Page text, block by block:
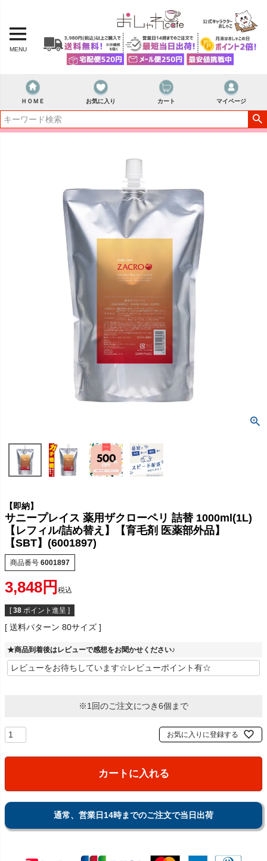
MENU
ＨＯＭＥ お気に入り カート マイページ
【即納】
サニープレイス 薬用ザクローペリ 詰替 1000ml(1L)
【レフィル/詰め替え】【育毛剤 医薬部外品】
【SBT】(6001897)
商品番号 6001897
3,848 税込
[ 38 ポイント進呈 ]
送料パターン 80サイズ
★商品到着後はレビューで感想をお聞かせください♪
※1回のご注文につき6個まで
お気に入りに登録する
カートに入れる
通常、営業日14時までのご注文で当日出荷